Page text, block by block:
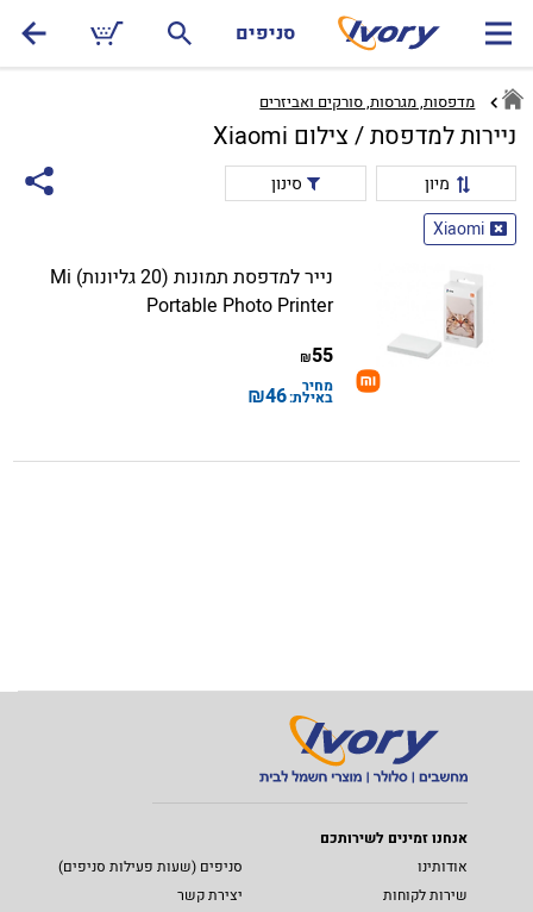
סניפים
מדפסות, מגרסות, סורקים ואביזרים
ניירות למדפסת / צילום Xiaomi
מיון
סינון
Xiaomi
נייר למדפסת תמונות (20 גליונות) Mi
Portable Photo Printer
55
₪
מחיר
באילת:46
₪
אנחנו זמינים לשירותכם
אודותינו
סניפים (שעות פעילות סניפים)
שירות לקוחות
יצירת קשר